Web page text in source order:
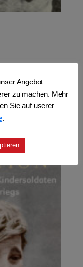
Angebot
zu machen. Mehr
Sie auf userer
.